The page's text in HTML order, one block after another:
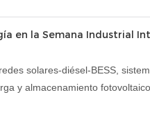
en la Semana Industrial
solares-diésel-BESS,
y almacenamiento